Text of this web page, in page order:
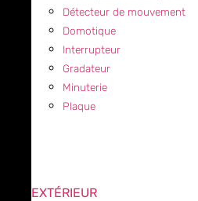
Détecteur de mouvement
Domotique
Interrupteur
Gradateur
Minuterie
Plaque
EXTÉRIEUR